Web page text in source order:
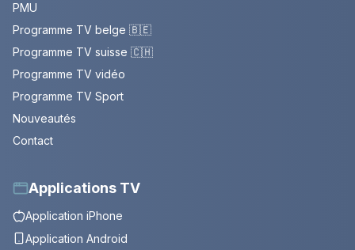
PMU
Programme TV belge 🇧🇪
Programme TV suisse 🇨🇭
Programme TV vidéo
Programme TV Sport
Nouveautés
Contact
Applications TV
Application iPhone
Application Android